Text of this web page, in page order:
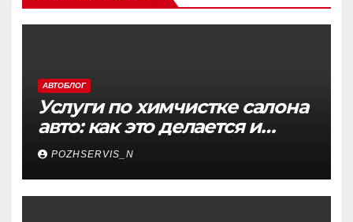
АВТОБЛОГ
Услуги по химчистке салона
авто: как это делается и
почему это важно
POZHSERVIS_N